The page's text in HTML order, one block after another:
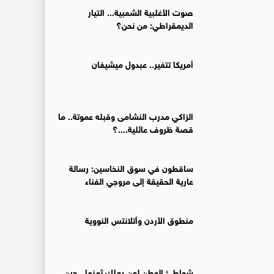
صوت الأغلبية الشعبية... التيار
الديمقراطي: من نحن؟
أمريكا تتغير.. عبدول ميشيغان
الزاكي مدرب النشامى وقبله عموتة.. ما
قصة ظروف عائلية....؟
ساقطون في سوق النخاسين: رسالة
عارية الحقيقة إلى مروجي الفناء
منطوق الأردن وأتلانتس النووية